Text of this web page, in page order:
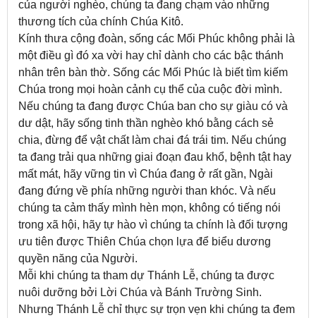
của người nghèo, chúng ta đang chạm vào những
thương tích của chính Chúa Kitô.
Kính thưa cộng đoàn, sống các Mối Phúc không phải là
một điều gì đó xa vời hay chỉ dành cho các bậc thánh
nhân trên bàn thờ. Sống các Mối Phúc là biết tìm kiếm
Chúa trong mọi hoàn cảnh cụ thể của cuộc đời mình.
Nếu chúng ta đang được Chúa ban cho sự giàu có và
dư dật, hãy sống tinh thần nghèo khó bằng cách sẻ
chia, đừng để vật chất làm chai đá trái tim. Nếu chúng
ta đang trải qua những giai đoạn đau khổ, bệnh tật hay
mất mát, hãy vững tin vì Chúa đang ở rất gần, Ngài
đang đứng về phía những người than khóc. Và nếu
chúng ta cảm thấy mình hèn mọn, không có tiếng nói
trong xã hội, hãy tự hào vì chúng ta chính là đối tượng
ưu tiên được Thiên Chúa chọn lựa để biểu dương
quyền năng của Người.
Mỗi khi chúng ta tham dự Thánh Lễ, chúng ta được
nuôi dưỡng bởi Lời Chúa và Bánh Trường Sinh.
Nhưng Thánh Lễ chỉ thực sự trọn vẹn khi chúng ta đem